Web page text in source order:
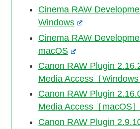
Cinema RAW
Windows
Cinema RAW
macOS
Canon RAW Plugin
Media Access［Windows
Canon RAW Plugin
Media Access［macOS］
Canon RAW Plugin